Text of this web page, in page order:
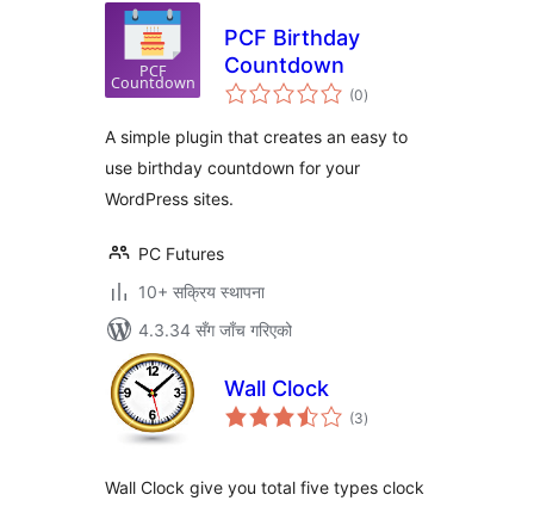
PCF Birthday
Countdown
(0कुल
रेटिङ्गहरू
)
A simple plugin that creates an easy to
use birthday countdown for your
WordPress sites.
PC Futures
10+ सक्रिय स्थापना
4.3.34 सँग जाँच गरिएको
Wall Clock
(3कुल
रेटिङ्गहरू
)
Wall Clock give you total five types clock